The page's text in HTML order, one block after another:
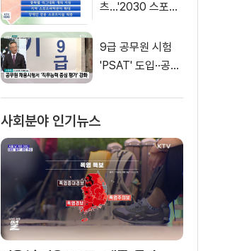
츠…'2030 스포츠
9급 공무원 시험
'PSAT' 도입··공정
사회분야 인기뉴스